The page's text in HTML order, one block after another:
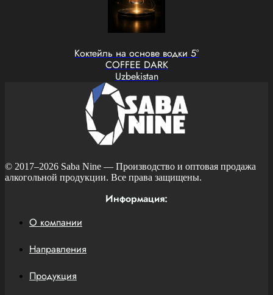
Коктейль на основе водки 5°
COFFEE DARK
Uzbekistan
© 2017–2026 Saba Nine — Производство и оптовая продажа
алкогольной продукции. Все права защищены.
Информация:
О компании
Направления
Продукция